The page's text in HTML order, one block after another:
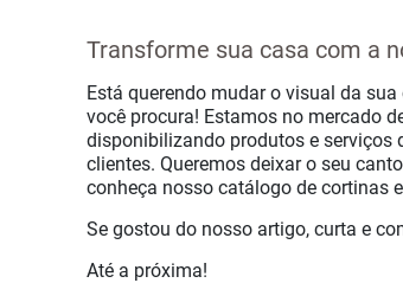
Transforme sua casa com a
Está querendo mudar o visual da
você procura! Estamos no mercado
disponibilizando produtos e serviços
clientes. Queremos deixar o seu
conheça nosso catálogo de cortinas
Se gostou do nosso artigo, curta e
Até a próxima!